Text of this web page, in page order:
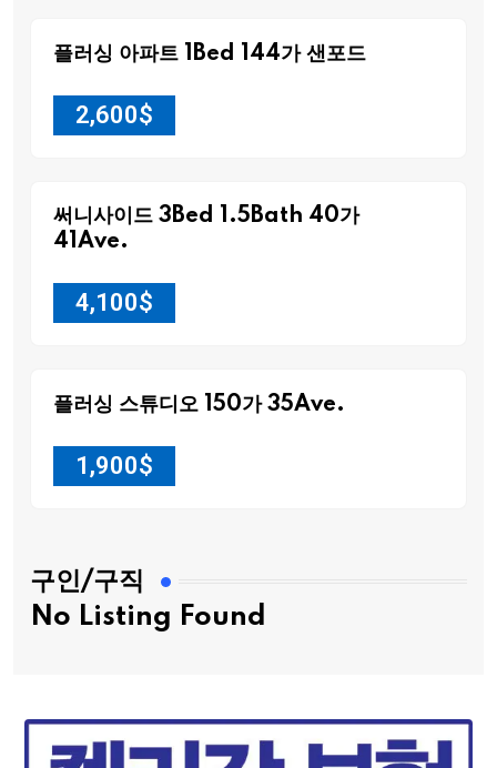
플러싱 아파트 1Bed 144가 샌포드
2,600$
써니사이드 3Bed 1.5Bath 40가
41Ave.
4,100$
플러싱 스튜디오 150가 35Ave.
1,900$
구인/구직
No Listing Found